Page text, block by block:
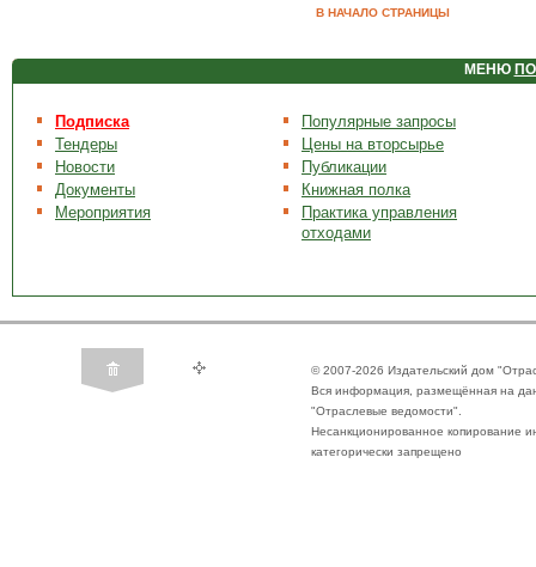
В НАЧАЛО СТРАНИЦЫ
МЕНЮ
Подписка
Тендеры
Новости
Документы
Мероприятия
Популярные запросы
Цены на вторсырье
Публикации
Книжная полка
Практика управления
отходами
© 2007-2026 Издательский дом
Вся информация, размещённая на
"Отраслевые ведомости".
Несанкционированное копирование
категорически запрещено